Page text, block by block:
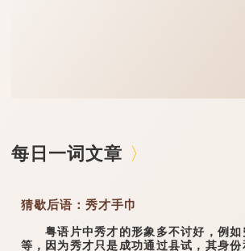
每日一词文章
猜歇后语：秀才手巾
粤语片中秀才的形象多不讨好，例如
等，因为秀才只是成功通过县试，其身份